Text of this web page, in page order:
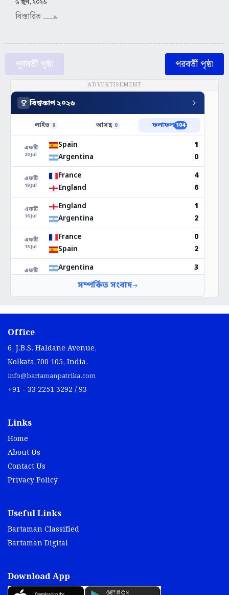
৬ জুন, ২০২৬
বিস্তারিত
পূর্ববর্তী পৃষ্ঠা পরবর্তী পৃষ্ঠা
ADVERTISEMENT
Office
6, J.B.S. Haldane Avenue,
Kolkata 700 105, India.
info@bartamanpatrika.com
+91 - 33 2251 3292 / 93
Links
Home
About Us
Contact Us
Privacy Policy
Useful Links
Bartaman Classified
Bartaman Digital
Download App